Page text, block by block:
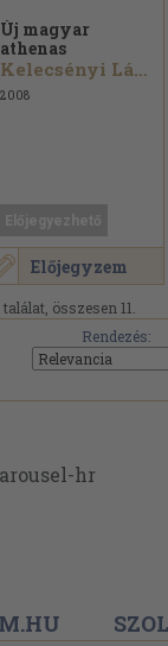
Előjegyzem
Új magyar
athenas
Kelecsényi László...
2008
találat, összesen 11.
Rendezés: